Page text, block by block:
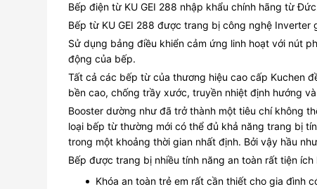
Bếp điện từ KU GEI 288 nhập khẩu chính hãng từ
Bếp từ KU GEI 288 được trang bị công nghệ Inverter
Sử dụng bảng điều khiển cảm ứng linh hoạt với nút
động của bếp.
Tất cả các bếp từ của thương hiệu cao cấp Kuchen
bền cao, chống trầy xước, truyền nhiệt định hướng
Booster dường như đã trở thành một tiêu chí không
loại bếp từ thường mới có thể đủ khả năng trang bị
trong một khoảng thời gian nhất định. Bởi vậy hầu
Bếp được trang bị nhiều tính năng an toàn rất tiện ích
Khóa an toàn trẻ em rất cần thiết cho gia đình